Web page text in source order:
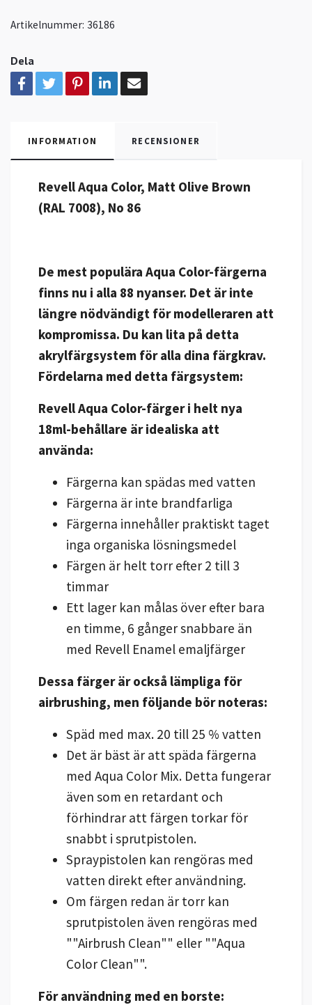
Artikelnummer: 36186
Dela
INFORMATION RECENSIONER
Revell Aqua Color, Matt Olive Brown
(RAL 7008), No 86
De mest populära Aqua Color-färgerna
finns nu i alla 88 nyanser. Det är inte
längre nödvändigt för modelleraren att
kompromissa. Du kan lita på detta
akrylfärgsystem för alla dina färgkrav.
Fördelarna med detta färgsystem:
Revell Aqua Color-färger i helt nya
18ml-behållare är idealiska att
använda:
Färgerna kan spädas med vatten
Färgerna är inte brandfarliga
Färgerna innehåller praktiskt taget
inga organiska lösningsmedel
Färgen är helt torr efter 2 till 3
timmar
Ett lager kan målas över efter bara
en timme, 6 gånger snabbare än
med Revell Enamel emaljfärger
Dessa färger är också lämpliga för
airbrushing, men följande bör noteras:
Späd med max. 20 till 25 % vatten
Det är bäst är att späda färgerna
med Aqua Color Mix. Detta fungerar
även som en retardant och
förhindrar att färgen torkar för
snabbt i sprutpistolen.
Spraypistolen kan rengöras med
vatten direkt efter användning.
Om färgen redan är torr kan
sprutpistolen även rengöras med
""Airbrush Clean"" eller ""Aqua
Color Clean"".
För användning med en borste: